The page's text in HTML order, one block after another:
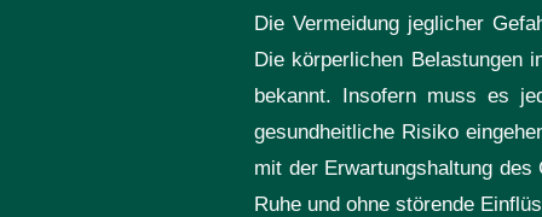
Die Vermeidung jeglicher
Die körperlichen Belastungen
bekannt. Insofern muss es
gesundheitliche Risiko
mit der Erwartungshaltung
Ruhe und ohne störende